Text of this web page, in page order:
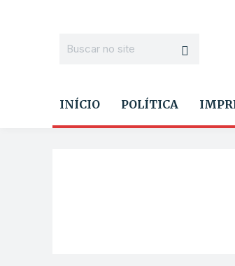
INÍCIO POLÍTICA